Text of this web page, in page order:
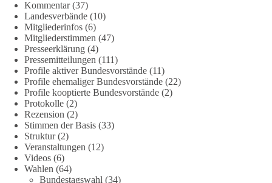
38 7 8
DieBasis
2 Tage(n) zuvor
Jetzt dieBasis Sachsen-Anhalt unterstützen!
Die Landtagswahl 2026 in Sachsen-Anhalt findet am 6.
September statt. Die Inhalte stehen – jetzt müssen sie gesehen,
geteilt und diskutiert werden.
Folge unseren Kanälen:
Kommentar(37)
Landesverbände (10)
Mitgliederinfos (6)
Mitgliederstimmen (47)
Presseerklärung (4)
Pressemitteilungen (111)
Profile aktiver Bundesvorstände (11)
Profile ehemaliger Bundesvorstände (22)
Profile kooptierte Bundesvorstände (2)
Protokolle (2)
Rezension (2)
Stimmen der Basis (33)
Struktur(2)
Veranstaltungen (12)
Videos (6)
Wahlen (64)
Bundestagswahl (34)